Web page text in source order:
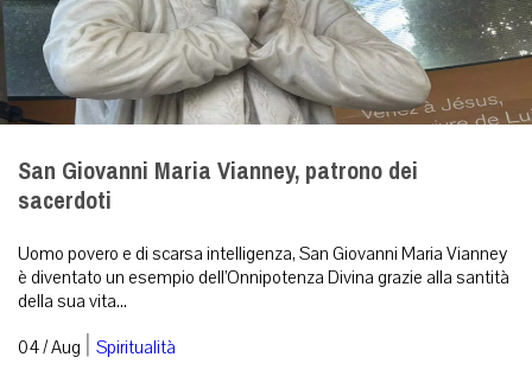
San Giovanni Maria Vianney, patrono dei
sacerdoti
Uomo povero e di scarsa intelligenza, San Giovanni Maria Vianney
è diventato un esempio dell’Onnipotenza Divina grazie alla santità
della sua vita...
04 / Aug | Spiritualità